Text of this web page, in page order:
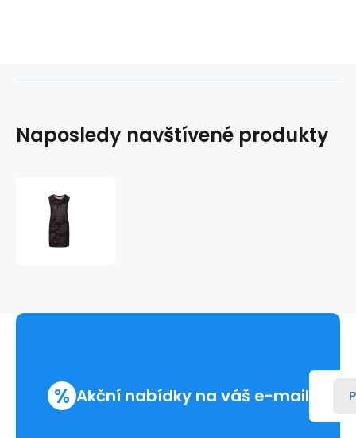
Naposledy navštívené produkty
% Akční nabídky na váš e-mail